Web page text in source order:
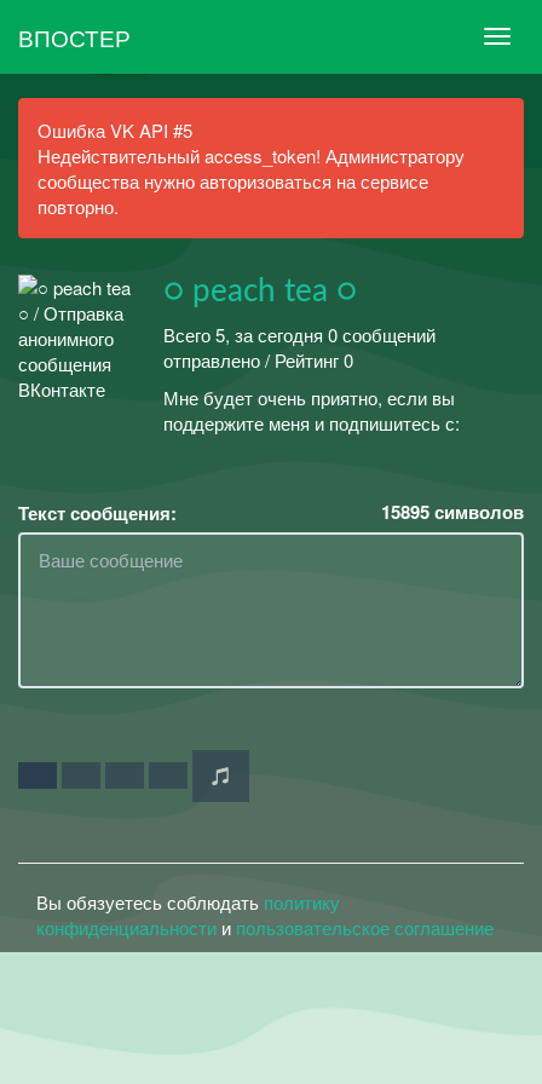
ВПОСТЕР
Ошибка VK API #5
Недействительный access_token! Администратору
сообщества нужно авторизоваться на сервисе
повторно.
○ peach tea ○
Всего 5, за сегодня 0 сообщений
отправлено / Рейтинг 0
Мне будет очень приятно, если вы
поддержите меня и подпишитесь с:
Текст сообщения: 15895символов
Вы обязуетесь соблюдать политику
конфиденциальности и пользовательское соглашение